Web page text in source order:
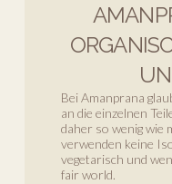
Bei Amanprana
an die einzelnen
daher so wenig wie
verwenden keine
vegetarisch und
fair world.